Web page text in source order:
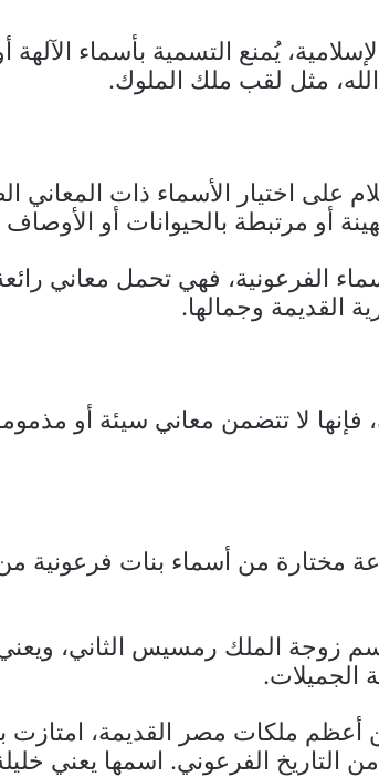
يُمنع التسمية بأسماء
مثل لقب ملك الملوك.
على اختيار الأسماء ذات المعاني
أو مرتبطة بالحيوانات أو الأوصاف
الفرعونية، فهي تحمل معاني
القديمة وجمالها.
فإنها لا تتضمن معاني سيئة أو
مختارة من أسماء بنات فرعونية
زوجة الملك رمسيس الثاني، ويعني
الجميلات.
ملكات مصر القديمة، امتازت
التاريخ الفرعوني. اسمها يعني